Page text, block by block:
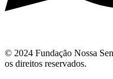
© 2024 Fundação Nossa
os direitos reservados.